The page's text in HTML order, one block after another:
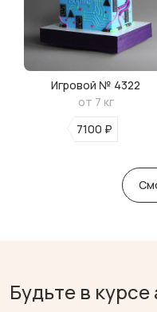
Игровой № 4322
от 7 кг
7100 ₽
Будьте в